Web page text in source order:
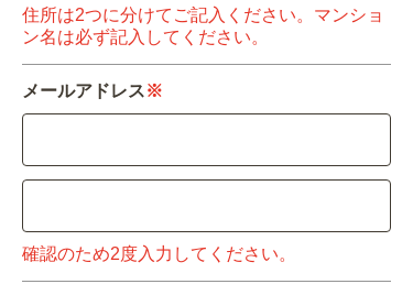
住所は2つに分けてご記入ください。マンショ
ン名は必ず記入してください。
メールアドレス※
確認のため2度入力してください。